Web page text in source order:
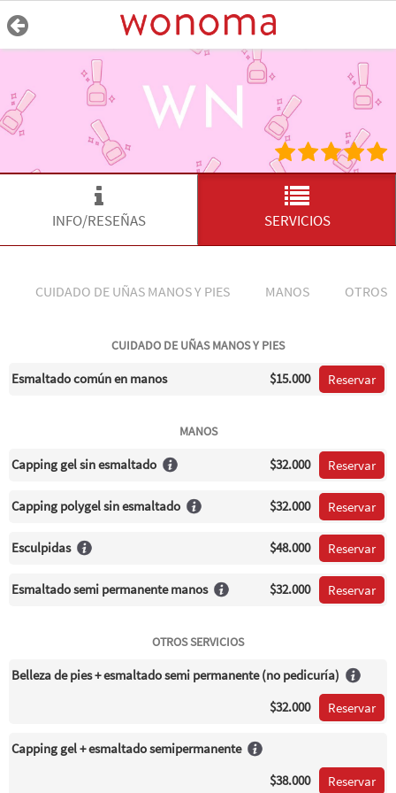
INFO/RESEÑAS SERVICIOS
CUIDADO DE UÑAS MANOS Y PIES MANOS OTROS
CUIDADO DE UÑAS MANOS Y PIES
Esmaltado común en manos $15.000 Reservar
MANOS
Capping gel sin esmaltado $32.000 Reservar
Capping polygel sin esmaltado $32.000 Reservar
Esculpidas $48.000 Reservar
Esmaltado semi permanente manos $32.000 Reservar
OTROS SERVICIOS
Belleza de pies + esmaltado semi permanente (no pedicuría)
$32.000
Reservar
Capping gel + esmaltado semipermanente
$38.000
Reservar